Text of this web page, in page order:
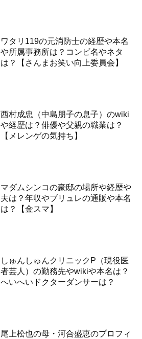
ワタリ119の元消防士の経歴や本名
や所属事務所は？コンビ名やネタ
は？【さんまお笑い向上委員会】
西村成忠（中島朋子の息子）のwiki
や経歴は？俳優や父親の職業は？
【メレンゲの気持ち】
マダムシンコの豪邸の場所や経歴や
夫は？年収やブリュレの通販や本名
は？【金スマ】
しゅんしゅんクリニックP（現役医
者芸人）の勤務先やwikiや本名は？
へいへいドクターダンサーは？
尾上松也の母・河合盛恵のプロフィ